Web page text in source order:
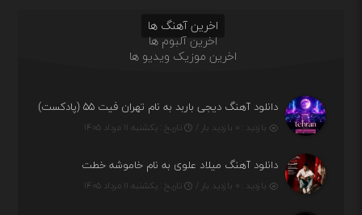
اخرین آهنگ ها
اخرین آلبوم ها
اخرین موزیک ویدیو ها
دانلود آهنگ دیجی باربد به نام تهران فیت ۵۵ (پادکست)
بازدید : ۰ بازدید بار / تاریخ : یکشنبه ۱۱ مرداد ۱۴۰۵
دانلود آهنگ میلاد علوی به نام خاموشه خطت
بازدید : ۰ بازدید بار / تاریخ : یکشنبه ۱۱ مرداد ۱۴۰۵